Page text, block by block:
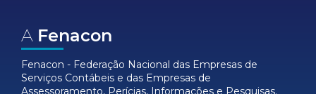
A Fenacon
Fenacon - Federação Nacional das Empresas de
Serviços Contábeis e das Empresas de
Assessoramento, Perícias, Informações e Pesquisas.